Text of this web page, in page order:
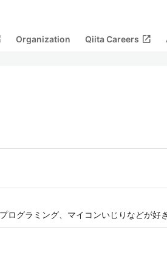
Organization Qiita Careers open_in_new
グラミング、マイコンいじりなどが好